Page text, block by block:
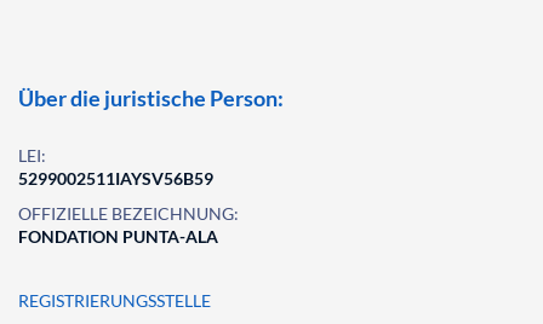
Über die juristische Person:
LEI:
5299002511IAYSV56B59
OFFIZIELLE BEZEICHNUNG:
FONDATION PUNTA-ALA
REGISTRIERUNGSSTELLE